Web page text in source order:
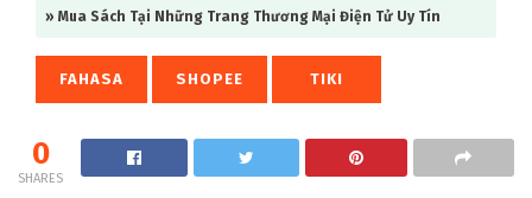
» Mua Sách Tại Những Trang Thương Mại Điện Tử Uy Tín
FAHASA SHOPEE TIKI
0
SHARES